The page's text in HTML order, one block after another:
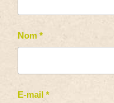
Nom *
E-mail *